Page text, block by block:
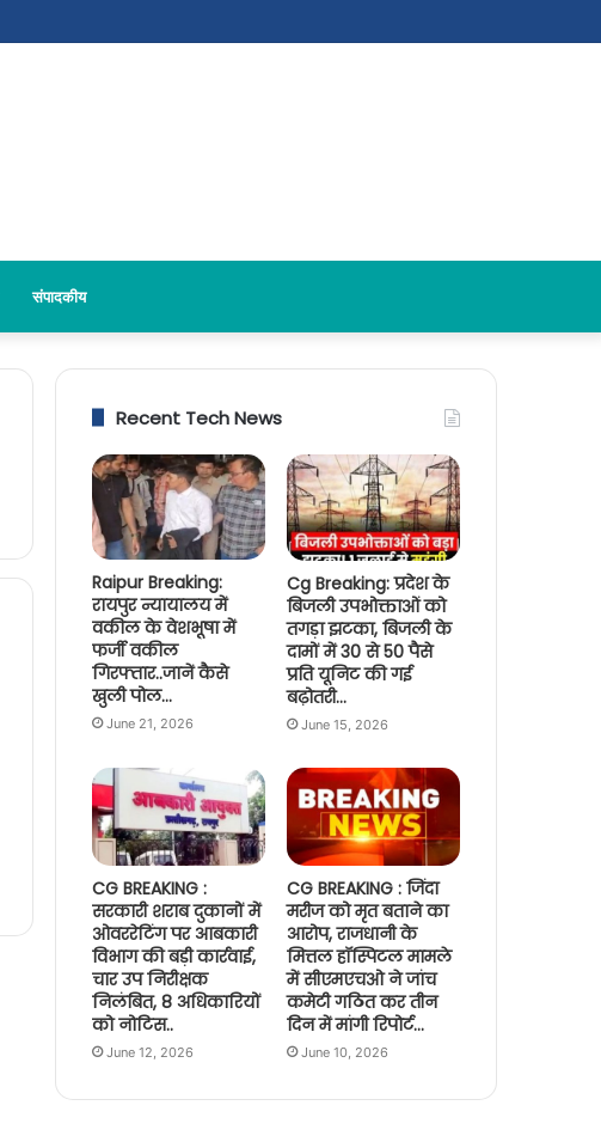
संपादकीय
Recent Tech News
Raipur Breaking:
रायपुर न्यायालय में
वकील के वेशभूषा में
फर्जी वकील
गिरफ्तार..जानें कैसे
खुली पोल…
June 21, 2026
Cg Breaking: प्रदेश के
बिजली उपभोक्ताओं को
तगड़ा झटका, बिजली के
दामों में 30 से 50 पैसे
प्रति यूनिट की गई
बढ़ोतरी…
June 15, 2026
CG BREAKING :
सरकारी शराब दुकानों में
ओवररेटिंग पर आबकारी
विभाग की बड़ी कार्रवाई,
चार उप निरीक्षक
निलंबित, 8 अधिकारियों
को नोटिस..
June 12, 2026
CG BREAKING : जिंदा
मरीज को मृत बताने का
आरोप, राजधानी के
मित्तल हॉस्पिटल मामले
में सीएमएचओ ने जांच
कमेटी गठित कर तीन
दिन में मांगी रिपोर्ट…
June 10, 2026